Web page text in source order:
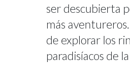
ser descubierta
más
de explorar los
paradisíacos de la